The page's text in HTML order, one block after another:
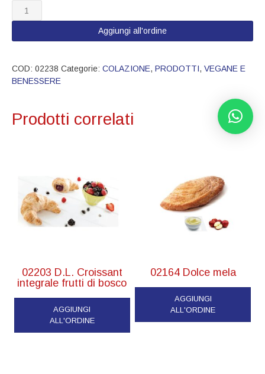
02238
Croissant
vuoto
Aggiungi all'ordine
COD: 02238 Categorie: COLAZIONE, PRODOTTI, VEGANE E
BENESSERE
Prodotti correlati
02203 D.L. Croissant
integrale frutti di bosco
AGGIUNGI
ALL'ORDINE
02164 Dolce mela
AGGIUNGI
ALL'ORDINE